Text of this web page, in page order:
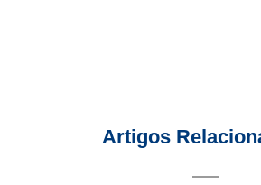
Artigos